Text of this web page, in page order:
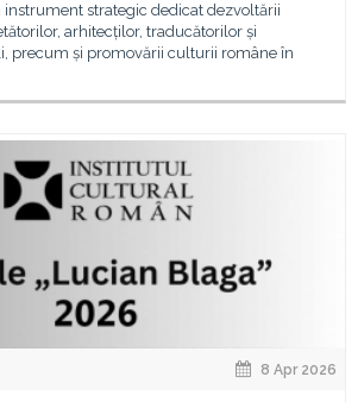
instrument strategic dedicat dezvoltării
arhitecților, traducătorilor și
precum și promovării culturii române în
8 Apr 2026